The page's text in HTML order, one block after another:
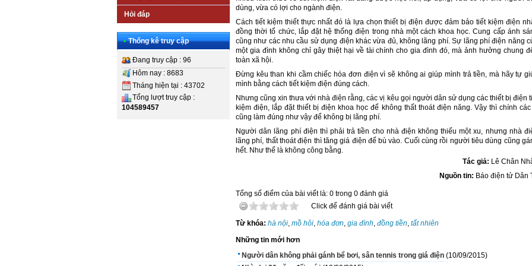
Hỏi đáp
• Thống kê truy cập
Đang truy cập : 96
Hôm nay : 8683
Tháng hiện tại : 43702
Tổng lượt truy cập :
104589457
dùng, vừa có lợi cho ngành điện.
Cách tiết kiệm thiết thực nhất đó là lựa chọn thiết bị điện được đảm bảo tiết kiệm điện
đồng thời tổ chức, lắp đặt hệ thống điện trong nhà một cách khoa học. Cung cấp ánh
cũng như các nhu cầu sử dụng điện khác vừa đủ, không lãng phí. Sự lãng phí điện năng
một gia đình không chỉ gây thiệt hại về tài chính cho gia đình đó, mà ảnh hưởng chung
toàn xã hội.
Đừng kêu than khi cầm chiếc hóa đơn điện vì sẽ không ai giúp mình trả tiền, mà hãy tự
mình bằng cách tiết kiệm điện đúng cách.
Nhưng cũng xin thưa với nhà điện rằng, các vị kêu gọi người dân sử dụng các thiết bị điện
kiệm điện, lắp đặt thiết bị điện khoa học để không thất thoát điện năng. Vậy thì chính các
cũng làm đúng như vậy để không bị lãng phí.
Người dân lãng phí điện thì phải trả tiền cho nhà điện không thiếu một xu, nhưng nhà
lãng phí, thất thoát điện thì tăng giá điện để bù vào. Cuối cùng rồi người tiêu dùng cũng
hết. Như thế là không công bằng.
Tác giả: Lê Chân
Nguồn tin: Báo điện tử Dân
Tổng số điểm của bài viết là: 0 trong 0 đánh giá
Click để đánh giá bài viết
Từ khóa: hà nội, mồ hôi, hóa đơn, gia đình, đồng tiền, tất nhiên
Những tin mới hơn
Người dân không phải gánh bể bơi, sân tennis trong giá điện (10/09/2015)